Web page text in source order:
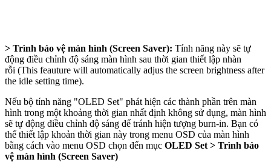
> Trình bảo vệ màn hình (Screen Saver): Tính năng này sẽ tự
động điều chỉnh độ sáng màn hình sau thời gian thiết lập nhàn
rỗi (This feauture will automatically adjus the screen brightness after
the idle setting time).
Nếu bộ tính năng "OLED Set" phát hiện các thành phần trên màn
hình trong một khoảng thời gian nhất định không sử dụng, màn hình
sẽ tự động điều chỉnh độ sáng để tránh hiện tượng burn-in. Bạn có
thể thiết lập khoản thời gian này trong menu OSD của màn hình
bằng cách vào menu OSD chọn đến mục OLED Set > Trình bảo
vệ màn hình (Screen Saver)